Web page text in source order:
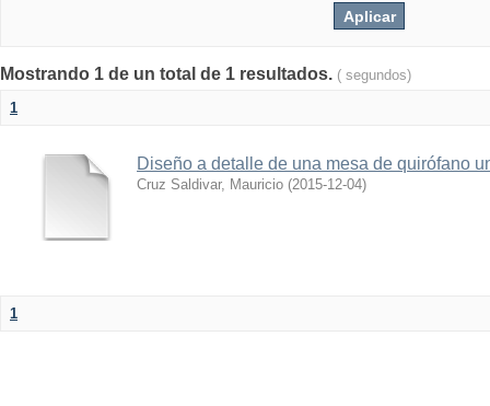
Mostrando 1 de un total de 1 resultados. ( segundos)
1
Diseño a detalle de una mesa de quirófano
Cruz Saldivar, Mauricio (2015-12-04)
1